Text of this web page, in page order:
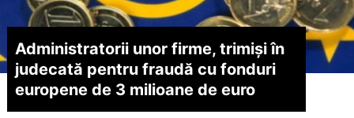
Administratorii unor firme, trimişi în
judecată pentru fraudă cu fonduri
europene de 3 milioane de euro